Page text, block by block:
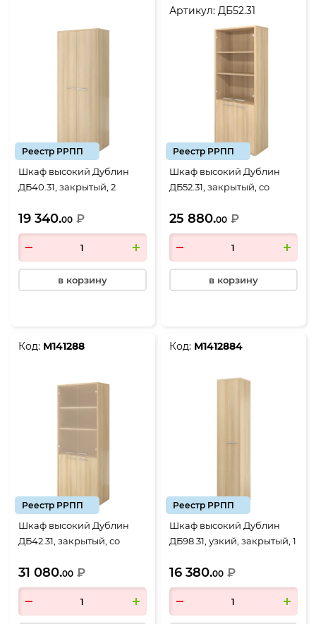
Реестр РРПП
Шкаф высокий Дублин
ДБ40.31, закрытый, 2
Акация лорка
19 340.00 ₽
в корзину
Артикул:ДБ52.31
Реестр РРПП
Шкаф высокий Дублин
ДБ52.31, закрытый, со
двери, 800*400*1980,
Акация лорка
25 880.00 ₽
в корзину
Код: М141288
Реестр РРПП
Шкаф высокий Дублин
ДБ42.31, закрытый, со
двери, 800*400*1980,
Акация лорка
31 080.00 ₽
Код: М1412884
Реестр РРПП
Шкаф высокий Дублин
ДБ98.31, узкий, закрытый, 1
Акация лорка
16 380.00 ₽